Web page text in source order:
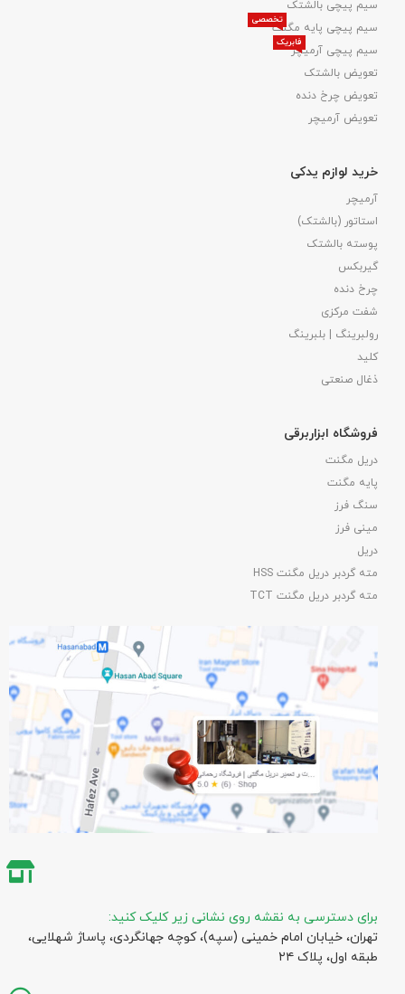
سیم پیچی بالشتک
سیم پیچی پایه مگنت
تخصصی
سیم پیچی آرمیچر
فابریک
تعویض بالشتک​
تعویض چرخ دنده
تعویض آرمیچر
خرید لوازم یدکی
آرمیچر
استاتور (بالشتک)
پوسته بالشتک
گیربکس
چرخ دنده
شفت مرکزی
رولبرینگ | بلبرینگ
کلید
ذغال صنعتی
فروشگاه ابزاربرقی
دریل مگنت
پایه مگنت
سنگ فرز
مینی فرز
دریل
مته گردبر دریل مگنت HSS
مته گردبر دریل مگنت TCT
برای دسترسی به نقشه روی نشانی زیر کلیک کنید:
تهران، خیابان امام خمینی (سپه)، کوچه جهانگردی،‌ پاساژ شهلایی،
طبقه اول، پلاک ۲۴